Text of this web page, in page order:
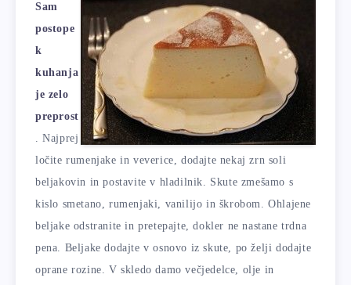
Sam
postope
k
kuhanja
je zelo
preprost
. Najprej
ločite rumenjake in veverice, dodajte nekaj zrn soli
beljakovin in postavite v hladilnik. Skute zmešamo s
kislo smetano, rumenjaki, vanilijo in škrobom. Ohlajene
beljake odstranite in pretepajte, dokler ne nastane trdna
pena. Beljake dodajte v osnovo iz skute, po želji dodajte
oprane rozine. V skledo damo večjedelce, olje in